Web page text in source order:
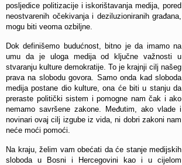
posljedice politizacije i iskorištavanja medija, pored
neostvarenih očekivanja i deziluzioniranih građana,
mogu biti veoma ozbiljne.
Dok definišemo budućnost, bitno je da imamo na
umu da je uloga medija od ključne važnosti u
stvaranju kulture demokratije. To je krajnji cilj našeg
prava na slobodu govora. Samo onda kad sloboda
medija postane dio kulture, ona će biti u stanju da
preraste politički sistem i pomogne nam čak i ako
nemamo savršene zakone. Međutim, ako vlade i
novinari ovaj cilj izgube iz vida, ni dobri zakoni nam
neće moći pomoći.
Na kraju, želim vam obećati da će stanje medijskih
sloboda u Bosni i Hercegovini kao i u cijelom